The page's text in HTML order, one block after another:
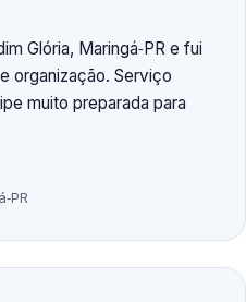
Glória, Maringá‑PR e fui
organização. Serviço
muito preparada para